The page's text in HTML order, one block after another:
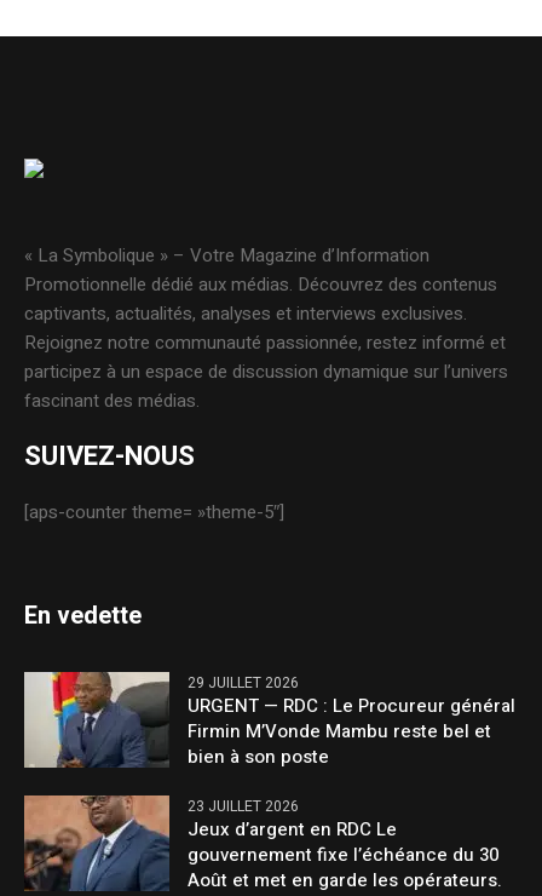
« La Symbolique » – Votre Magazine d’Information
Promotionnelle dédié aux médias. Découvrez des contenus
captivants, actualités, analyses et interviews exclusives.
Rejoignez notre communauté passionnée, restez informé et
participez à un espace de discussion dynamique sur l’univers
fascinant des médias.
SUIVEZ-NOUS
[aps-counter theme= »theme-5″]
En vedette
29 JUILLET 2026
URGENT — RDC : Le Procureur général
Firmin M’Vonde Mambu reste bel et
bien à son poste
23 JUILLET 2026
Jeux d’argent en RDC Le
gouvernement fixe l’échéance du 30
Août et met en garde les opérateurs.